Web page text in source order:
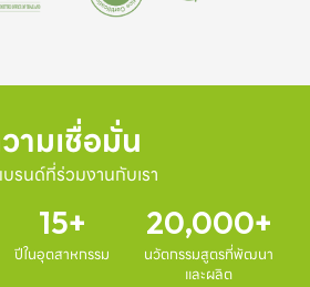
ามเชื่อมั่น
รนด์ที่ร่วมงานกับเรา
15
ปีในอุตสาหกรรม
20,000
นวัตกรรมสูตรที่พัฒนา
และผลิต